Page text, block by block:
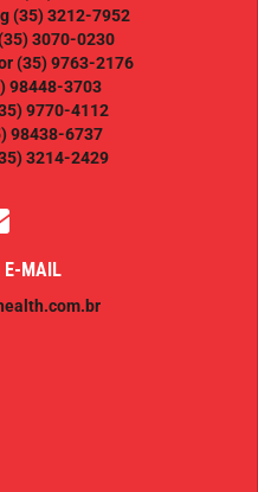
(35) 3212-7952
3070-0230
(35) 9763-2176
98448-3703
9770-4112
98438-6737
3214-2429
E-MAIL